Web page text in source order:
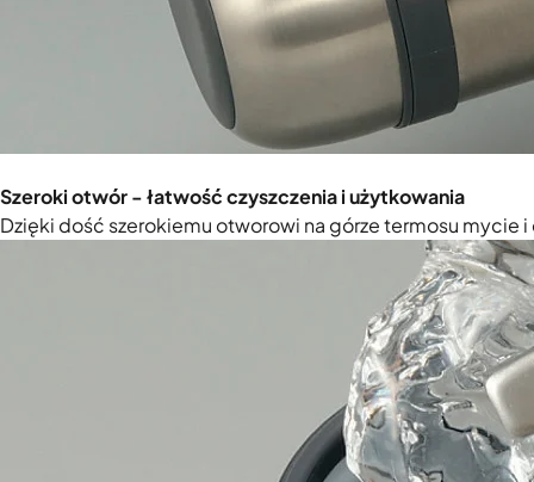
Szeroki otwór - łatwość czyszczenia i użytkowania
Dzięki dość szerokiemu otworowi na górze termosu mycie